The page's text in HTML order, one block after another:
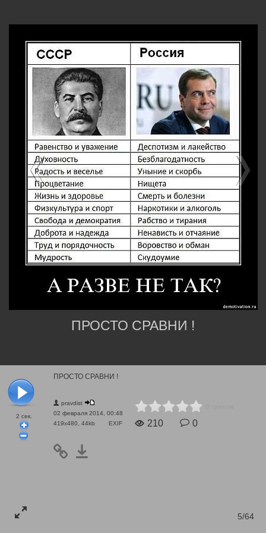
2 сек.
ПРОСТО СРАВНИ !
pravdist
02 февраля 2014, 00:48
419x480, 44kb
EXIF 210 0
5/64
ПРОСТО СРАВНИ !